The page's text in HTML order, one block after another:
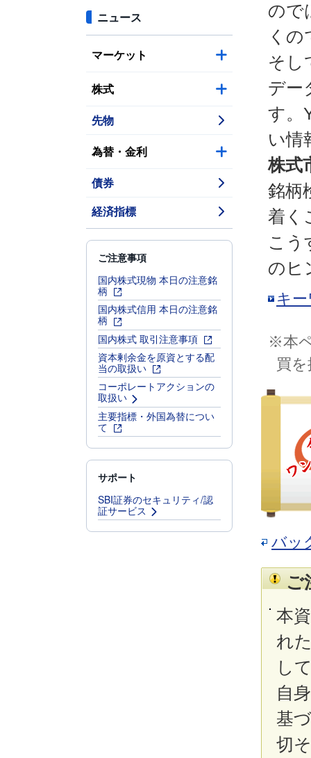
ニュース
マーケット
株式
先物
為替・金利
債券
経済指標
ご注意事項
国内株式現物 本日の注意銘
柄
国内株式信用 本日の注意銘
柄
国内株式 取引注意事項
資本剰余金を原資とする配
当の取扱い
コーポレートアクションの
取扱い
主要指標・外国為替につい
て
サポート
SBI証券のセキュリティ/認
証サービス
ので
くの
そし
デー
す。
い情
株式
銘柄
着く
こう
のヒ
キ
※本
買
バッ
ご
本
れ
し
自
基
切